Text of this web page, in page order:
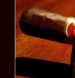
パ
（